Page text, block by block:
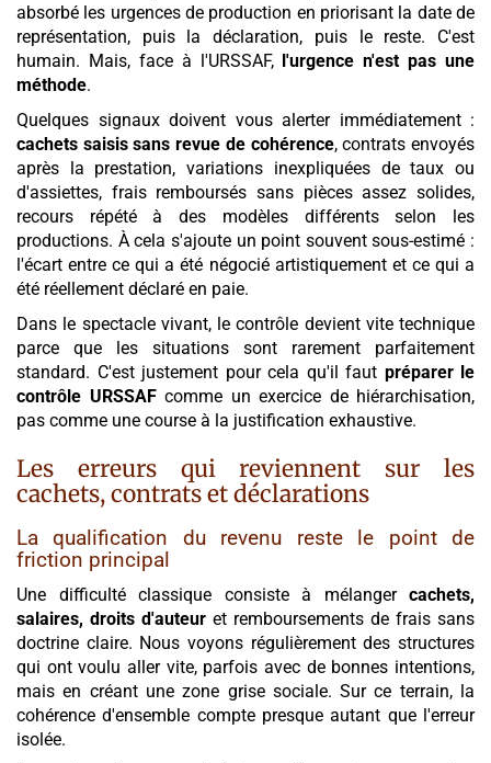
absorbé les urgences de production en priorisant la date de
représentation, puis la déclaration, puis le reste. C'est
humain. Mais, face à l'URSSAF, l'urgence n'est pas une
méthode.
Quelques signaux doivent vous alerter immédiatement :
cachets saisis sans revue de cohérence, contrats envoyés
après la prestation, variations inexpliquées de taux ou
d'assiettes, frais remboursés sans pièces assez solides,
recours répété à des modèles différents selon les
productions. À cela s'ajoute un point souvent sous-estimé :
l'écart entre ce qui a été négocié artistiquement et ce qui a
été réellement déclaré en paie.
Dans le spectacle vivant, le contrôle devient vite technique
parce que les situations sont rarement parfaitement
standard. C'est justement pour cela qu'il faut préparer le
contrôle URSSAFcomme un exercice de hiérarchisation,
pas comme une course à la justification exhaustive.
Les erreurs qui reviennent sur les
cachets, contrats et déclarations
La qualification du revenu reste le point de
friction principal
Une difficulté classique consiste à mélanger cachets,
salaires, droits d'auteur et remboursements de frais sans
doctrine claire. Nous voyons régulièrement des structures
qui ont voulu aller vite, parfois avec de bonnes intentions,
mais en créant une zone grise sociale. Sur ce terrain, la
cohérence d'ensemble compte presque autant que l'erreur
isolée.